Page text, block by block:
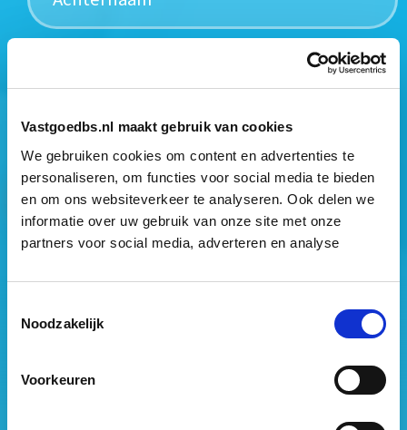
Vastgoedbs.nl maakt gebruik van cookies
We gebruiken cookies om content en advertenties te
personaliseren, om functies voor social media te bieden
en om ons websiteverkeer te analyseren. Ook delen we
informatie over uw gebruik van onze site met onze
partners voor social media, adverteren en analyse
Noodzakelijk
Voorkeuren
Mogen wij jouw gegevens opslaan?
en mij te informeren over het laatste vastgoednieuws.
Vastgoed Business School
Philitelaan 73
088 – 091 00 00